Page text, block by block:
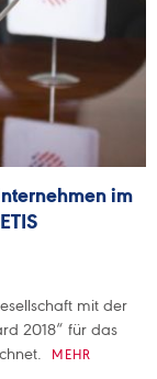
im
mit der
2018“ für das
MEHR